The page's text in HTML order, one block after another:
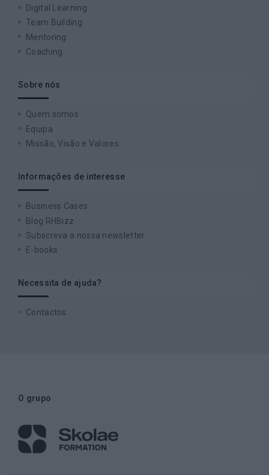
Digital Learning
Team Building
Mentoring
Coaching
Sobre nós
Quem somos
Equipa
Missão, Visão e Valores
Informações de interesse
Business Cases
Blog RHBizz
Subscreva a nossa newsletter
E-books
Necessita de ajuda?
Contactos
O grupo